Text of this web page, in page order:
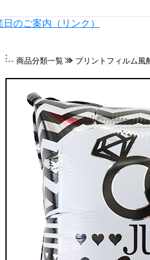
のご案内（リンク）
商品分類一覧 プリントフィルム風